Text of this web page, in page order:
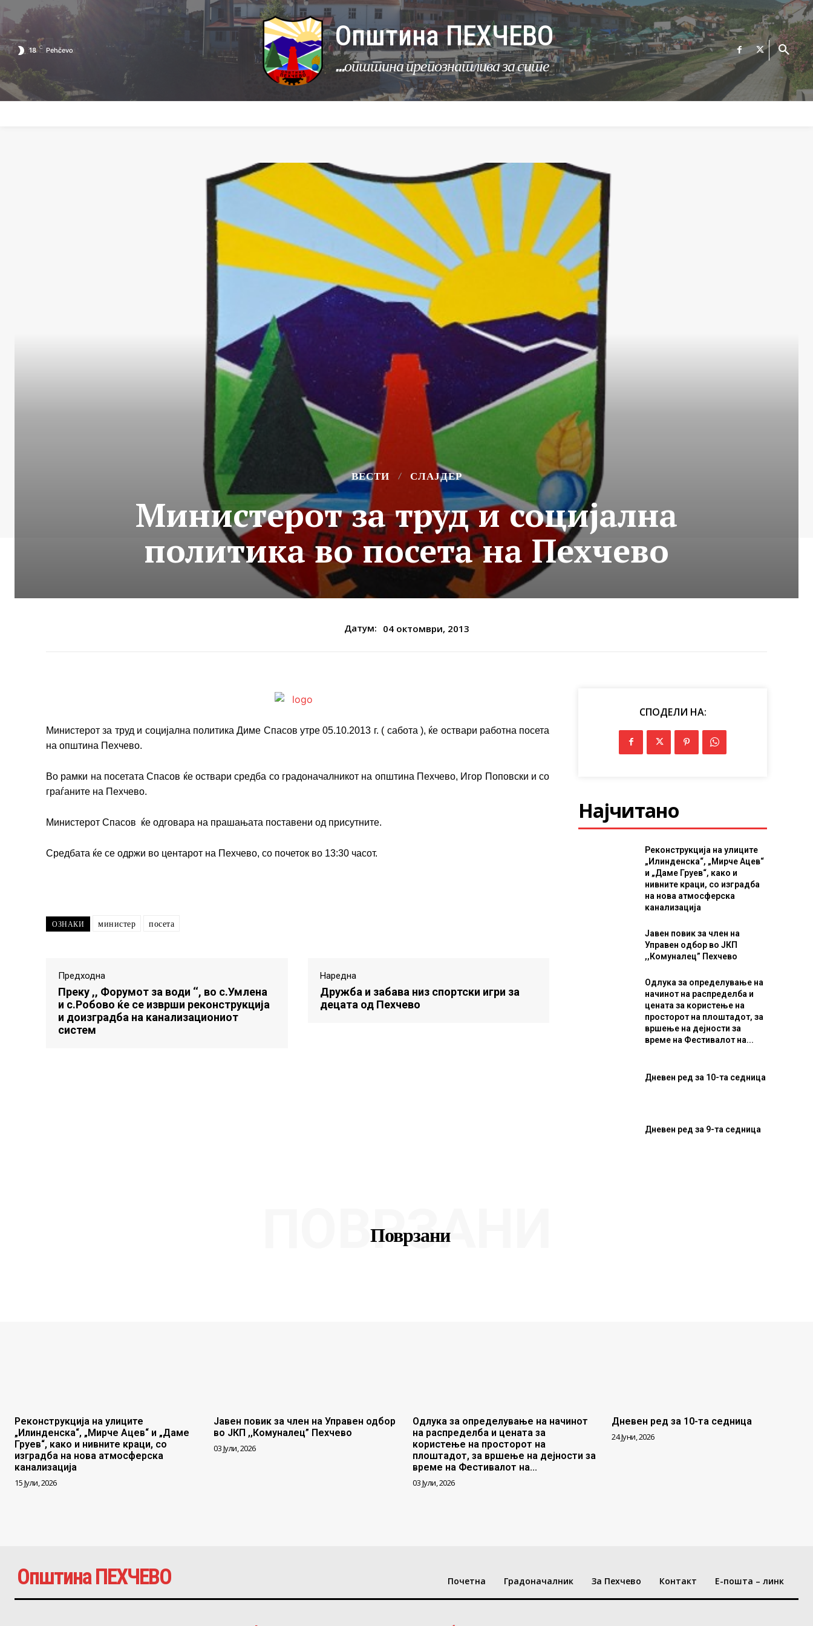
18 C Pehčevo Општина ПЕХЧЕВО
...општина препознатлива за сите
ВЕСТИ СЛАЈДЕР
Министерот за труд и социјална
политика во посета на Пехчево
Датум: 04 октомври, 2013
Министерот за труд и социјална политика Диме Спасов утре 05.10.2013 г. ( сабота ), ќе оствари работна посета
на општина Пехчево.
Во рамки на посетата Спасов ќе оствари средба со градоначалникот на општина Пехчево, Игор Поповски и со
граѓаните на Пехчево.
Министерот Спасов ќе одговара на прашањата поставени од присутните.
Средбата ќе се одржи во центарот на Пехчево, со почеток во 13:30 часот.
ОЗНАКИ министер посета
Предходна
Преку ,, Форумот за води ‘‘, во с.Умлена
и с.Робово ќе се изврши реконструкција
и доизградба на канализациониот
систем
Наредна
Дружба и забава низ спортски игри за
децата од Пехчево
СПОДЕЛИ НА:
Најчитано
Реконструкција на улиците
„Илинденска“, „Мирче Ацев“
и „Даме Груев“, како и
нивните краци, со изградба
на нова атмосферска
канализација
Јавен повик за член на
Управен одбор во ЈКП
,,Комуналец” Пехчево
Одлука за определување на
начинот на распределба и
цената за користење на
просторот на плоштадот, за
вршење на дејности за
време на Фестивалот на...
Дневен ред за 10-та седница
Дневен ред за 9-та седница
Поврзани
ПОВРЗАНИ
Реконструкција на улиците
„Илинденска“, „Мирче Ацев“ и „Даме
Груев“, како и нивните краци, со
изградба на нова атмосферска
канализација
15 Јули, 2026
Јавен повик за член на Управен одбор
во ЈКП ,,Комуналец” Пехчево
03 Јули, 2026
Одлука за определување на начинот
на распределба и цената за
користење на просторот на
плоштадот, за вршење на дејности за
време на Фестивалот на...
03 Јули, 2026
Дневен ред за 10-та седница
24 Јуни, 2026
Општина ПЕХЧЕВО Почетна Градоначалник За Пехчево Контакт Е-пошта – линк